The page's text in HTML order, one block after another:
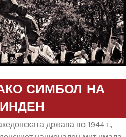
СИМБОЛ НА
држава во 1944 г.,